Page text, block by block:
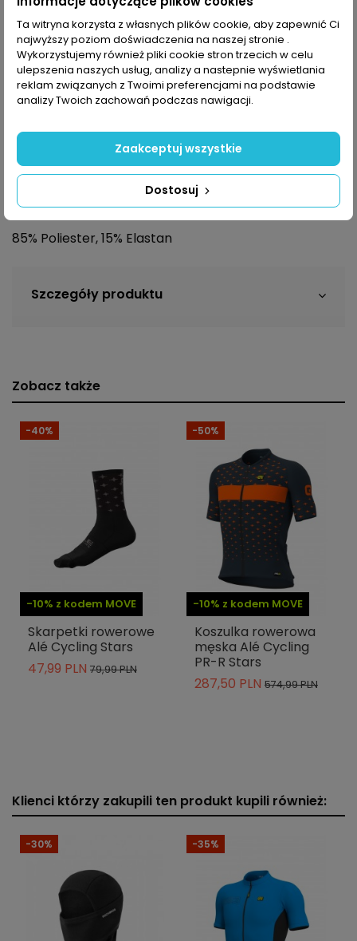
którego jest wykonany, charakteryzuje wysoka
oddychalność oraz niezwykła miękkość. Jeżeli szyje
otula ten model możesz być pewny o jej komfort.
Cechy:
Wysoka oddychalność
Uniwersalny rozmiar
Wygodny krój
Active 2.0 UPF30+
Skład:
85% Poliester, 15% Elastan
Szczegóły produktu
Zobacz także
-10% z kodem MOVE
-40%
Skarpetki rowerowe
Alé Cycling Stars
47,99 PLN 79,99 PLN
-10% z kodem MOVE
-50%
Koszulka rowerowa
męska Alé Cycling
PR-R Stars
287,50 PLN 574,99 PLN
Klienci którzy zakupili ten produkt kupili również:
-30% -35%
Ta witryna korzysta z własnych plików cookie, aby zapewnić Ci
najwyższy poziom doświadczenia na naszej stronie .
Wykorzystujemy również pliki cookie stron trzecich w celu
ulepszenia naszych usług, analizy a nastepnie wyświetlania
reklam związanych z Twoimi preferencjami na podstawie
analizy Twoich zachowań podczas nawigacji.
Dostosuj
Zaakceptuj wszystkie